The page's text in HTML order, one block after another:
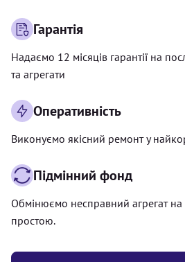
Гарантія
Надаємо 12 місяців гарантії на
та агрегати
Оперативність
Виконуємо якісний ремонт у
Підмінний фонд
Обмінюємо несправний агрегат
простою.